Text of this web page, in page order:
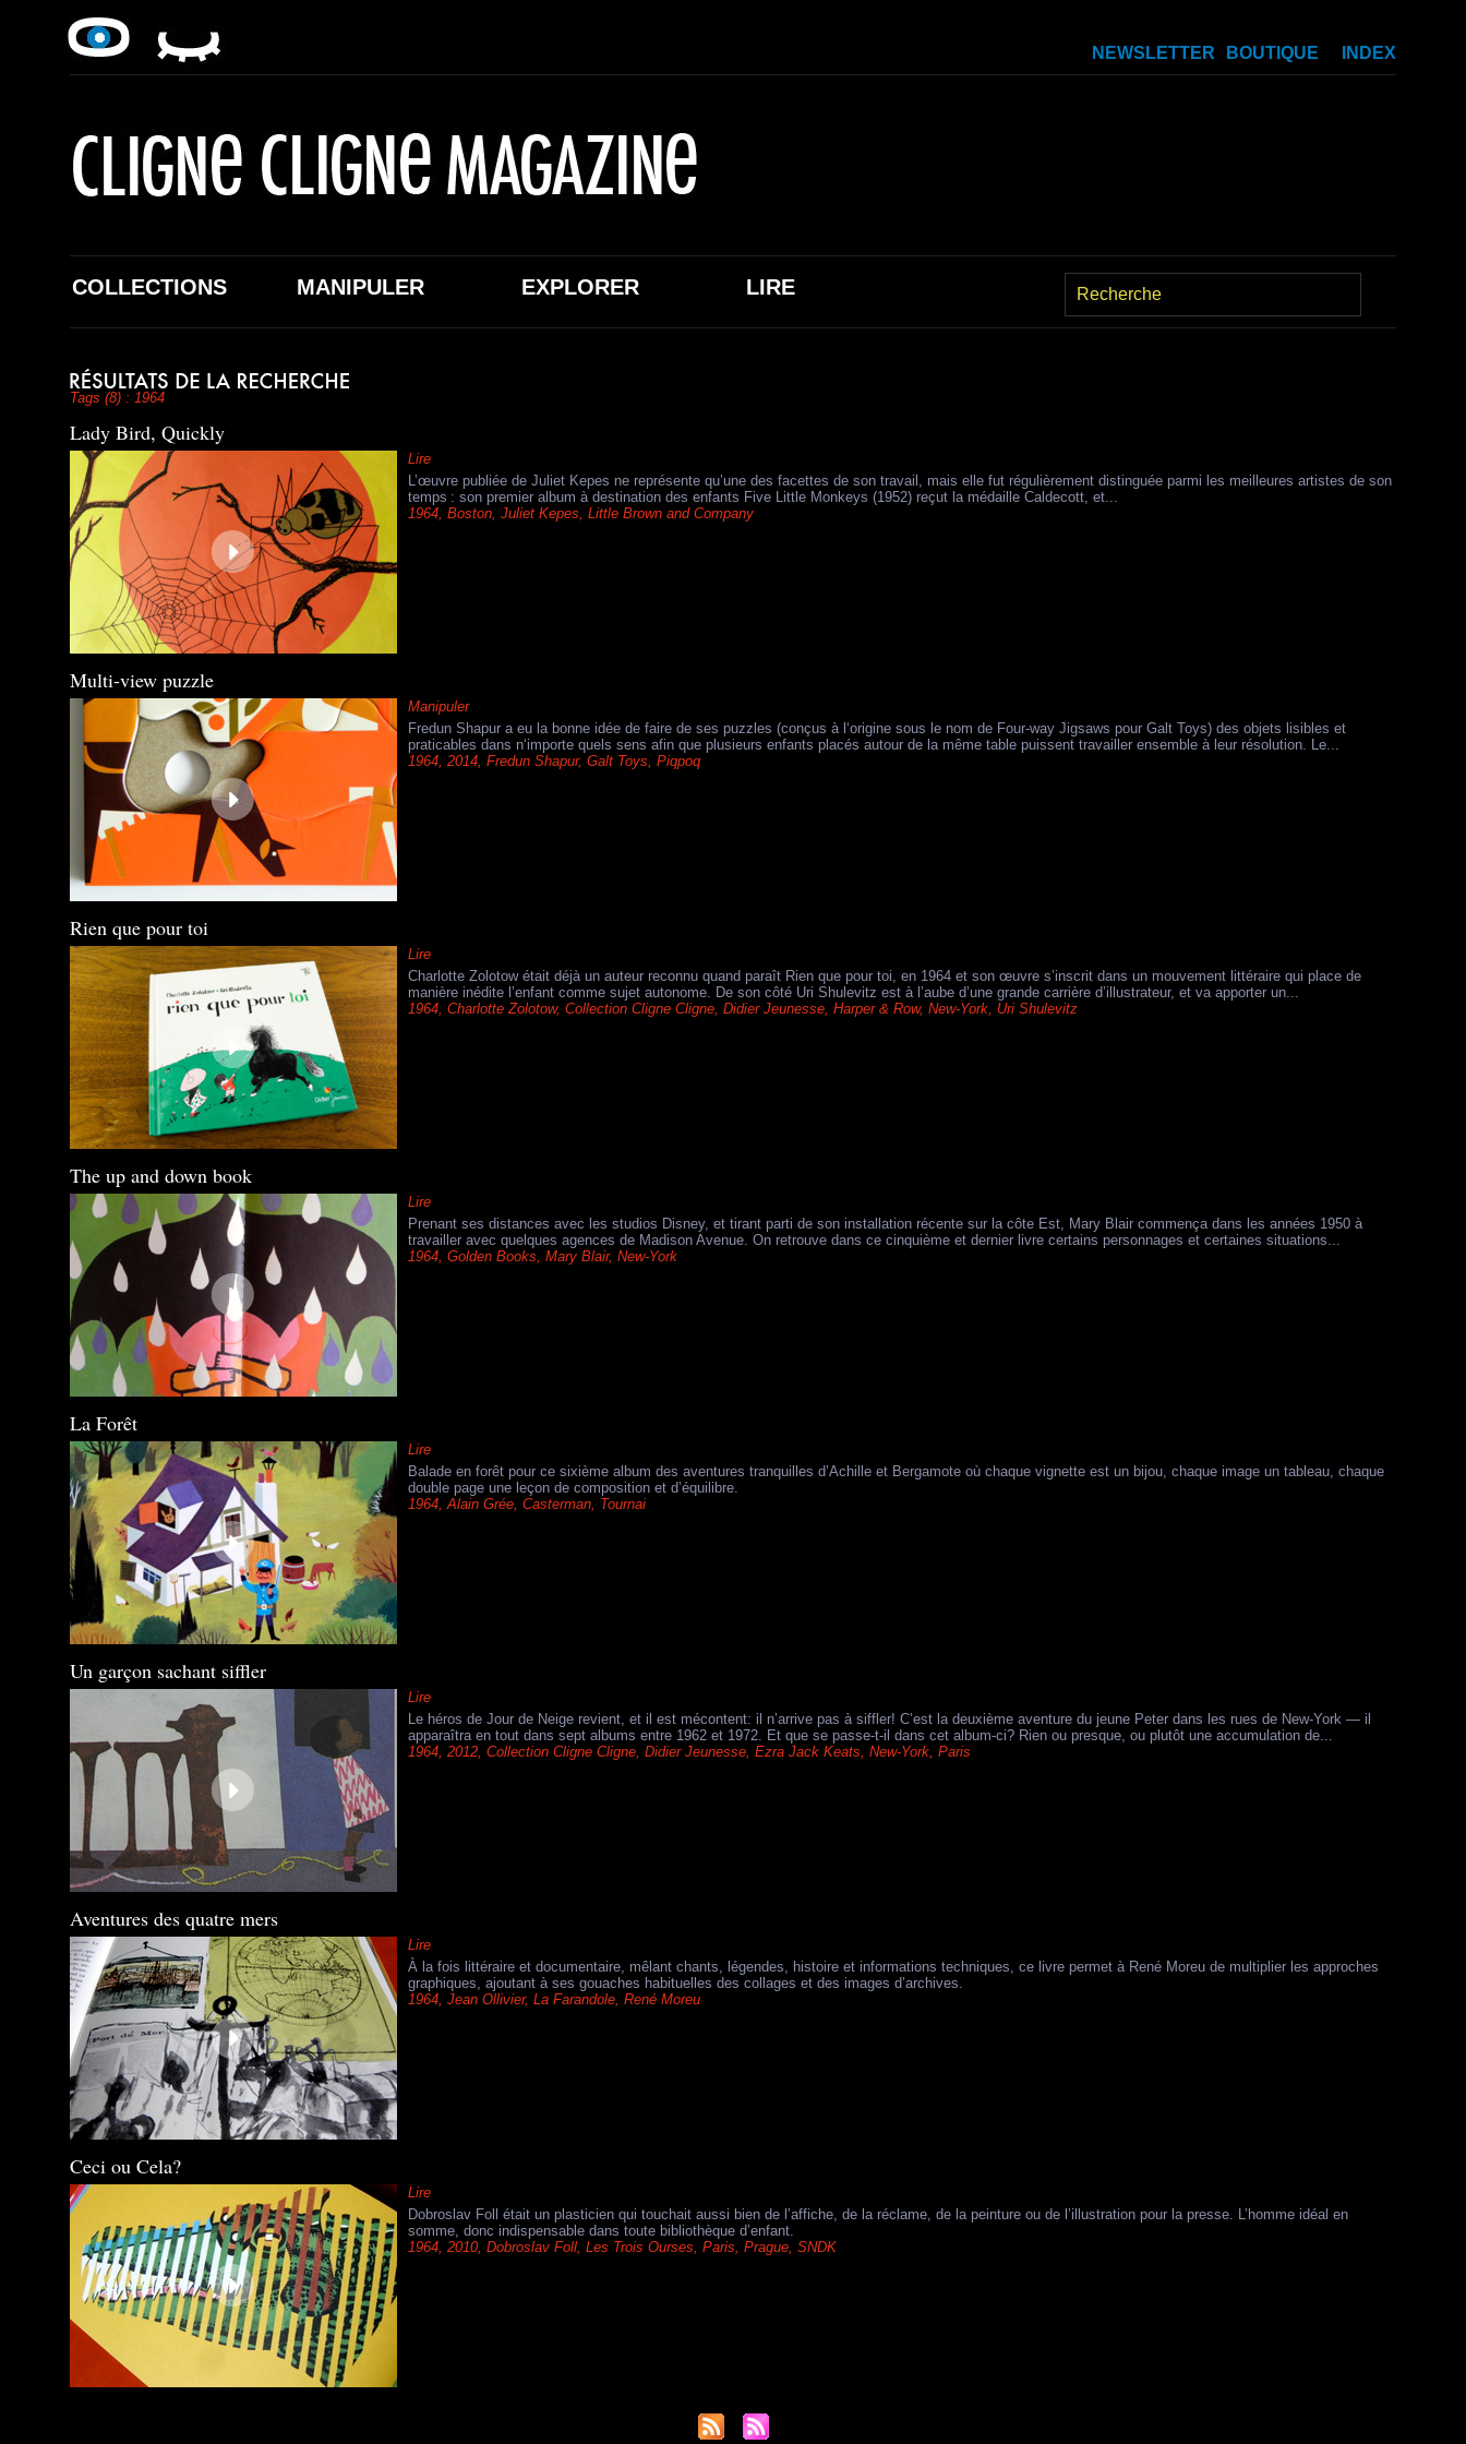
NEWSLETTER BOUTIQUE INDEX
COLLECTIONS MANIPULER EXPLORER LIRE
Tags (8) : 1964
Lady Bird, Quickly
Lire
L’œuvre publiée de Juliet Kepes ne représente qu’une des facettes de son travail, mais elle fut régulièrement distinguée parmi les meilleures artistes de son
temps : son premier album à destination des enfants Five Little Monkeys (1952) reçut la médaille Caldecott, et...
1964, Boston, Juliet Kepes, Little Brown and Company
Multi-view puzzle
Manipuler
Fredun Shapur a eu la bonne idée de faire de ses puzzles (conçus à l‘origine sous le nom de Four-way Jigsaws pour Galt Toys) des objets lisibles et
praticables dans n‘importe quels sens afin que plusieurs enfants placés autour de la même table puissent travailler ensemble à leur résolution. Le...
1964, 2014, Fredun Shapur, Galt Toys, Piqpoq
Rien que pour toi
Lire
Charlotte Zolotow était déjà un auteur reconnu quand paraît Rien que pour toi, en 1964 et son œuvre s’inscrit dans un mouvement littéraire qui place de
manière inédite l’enfant comme sujet autonome. De son côté Uri Shulevitz est à l’aube d’une grande carrière d’illustrateur, et va apporter un...
1964, Charlotte Zolotow, Collection Cligne Cligne, Didier Jeunesse, Harper & Row, New-York, Uri Shulevitz
The up and down book
Lire
Prenant ses distances avec les studios Disney, et tirant parti de son installation récente sur la côte Est, Mary Blair commença dans les années 1950 à
travailler avec quelques agences de Madison Avenue. On retrouve dans ce cinquième et dernier livre certains personnages et certaines situations...
1964, Golden Books, Mary Blair, New-York
La Forêt
Lire
Balade en forêt pour ce sixième album des aventures tranquilles d’Achille et Bergamote où chaque vignette est un bijou, chaque image un tableau, chaque
double page une leçon de composition et d’équilibre.
1964,Alain Grée, Casterman, Tournai
Un garçon sachant siffler
Lire
Le héros de Jour de Neige revient, et il est mécontent: il n’arrive pas à siffler! C’est la deuxième aventure du jeune Peter dans les rues de New-York — il
apparaîtra en tout dans sept albums entre 1962 et 1972. Et que se passe-t-il dans cet album-ci? Rien ou presque, ou plutôt une accumulation de...
1964, 2012, Collection Cligne Cligne, Didier Jeunesse, Ezra Jack Keats, New-York, Paris
Aventures des quatre mers
Lire
À la fois littéraire et documentaire, mêlant chants, légendes, histoire et informations techniques, ce livre permet à René Moreu de multiplier les approches
graphiques, ajoutant à ses gouaches habituelles des collages et des images d’archives.
1964, Jean Ollivier, La Farandole, René Moreu
Ceci ou Cela?
Lire
Dobroslav Foll était un plasticien qui touchait aussi bien de l’affiche, de la réclame, de la peinture ou de l’illustration pour la presse. L’homme idéal en
somme, donc indispensable dans toute bibliothèque d’enfant.
1964, 2010, Dobroslav Foll, Les Trois Ourses, Paris, Prague, SNDK